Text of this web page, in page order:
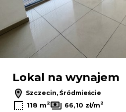
Lokal na wynajem
Szczecin, Śródmieście
118 m2 66,10 zł/m2